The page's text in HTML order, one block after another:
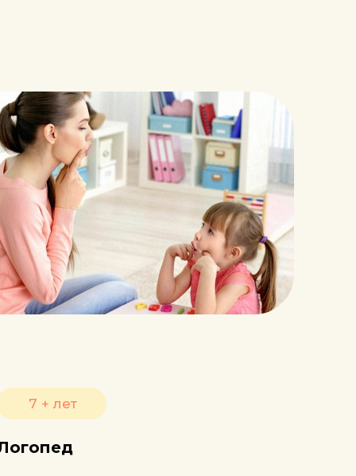
7 + лет